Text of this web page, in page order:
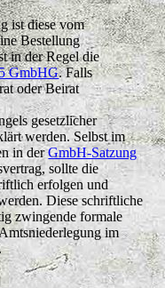
ist diese vom
Bestellung
in der Regel die
GmbHG. Falls
oder Beirat
gesetzlicher
werden. Selbst im
in derGmbH-Satzung
sollte die
erfolgen und
Diese schriftliche
zwingende formale
im